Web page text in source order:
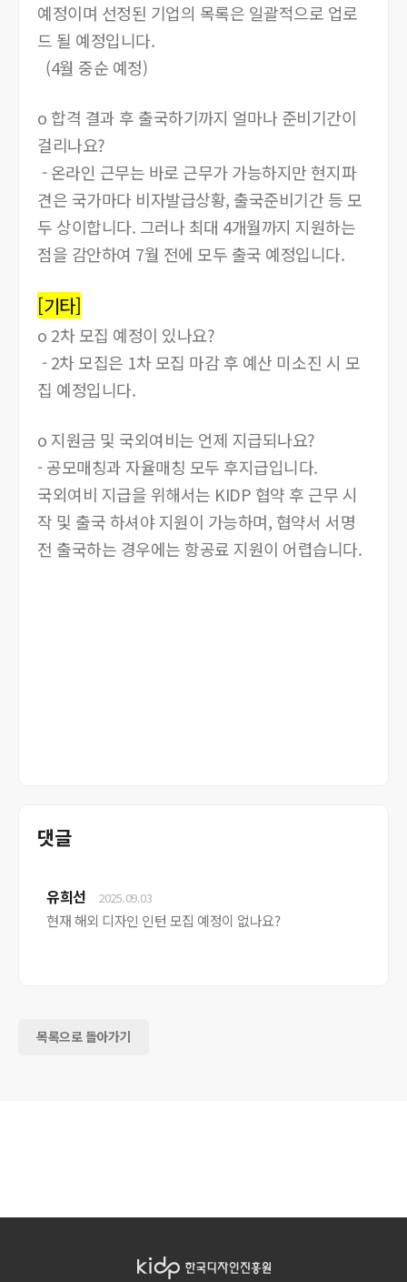
예정이며 선정된 기업의 목록은 일괄적으로 업로
드 될 예정입니다.
(4월 중순 예정)
o 합격 결과 후 출국하기까지 얼마나 준비기간이
걸리나요?
- 온라인 근무는 바로 근무가 가능하지만 현지파
견은 국가마다 비자발급상황, 출국준비기간 등 모
두 상이합니다. 그러나 최대 4개월까지 지원하는
점을 감안하여 7월 전에 모두 출국 예정입니다.
[기타]
o 2차 모집 예정이 있나요?
- 2차 모집은 1차 모집 마감 후 예산 미소진 시 모
집 예정입니다.
o 지원금 및 국외여비는 언제 지급되나요?
- 공모매칭과 자율매칭 모두 후지급입니다.
국외여비 지급을 위해서는 KIDP 협약 후 근무 시
작 및 출국 하셔야 지원이 가능하며, 협약서 서명
전 출국하는 경우에는 항공료 지원이 어렵습니다.
댓글
유희선 2025.09.03
현재 해외 디자인 인턴 모집 예정이 없나요?
목록으로 돌아가기